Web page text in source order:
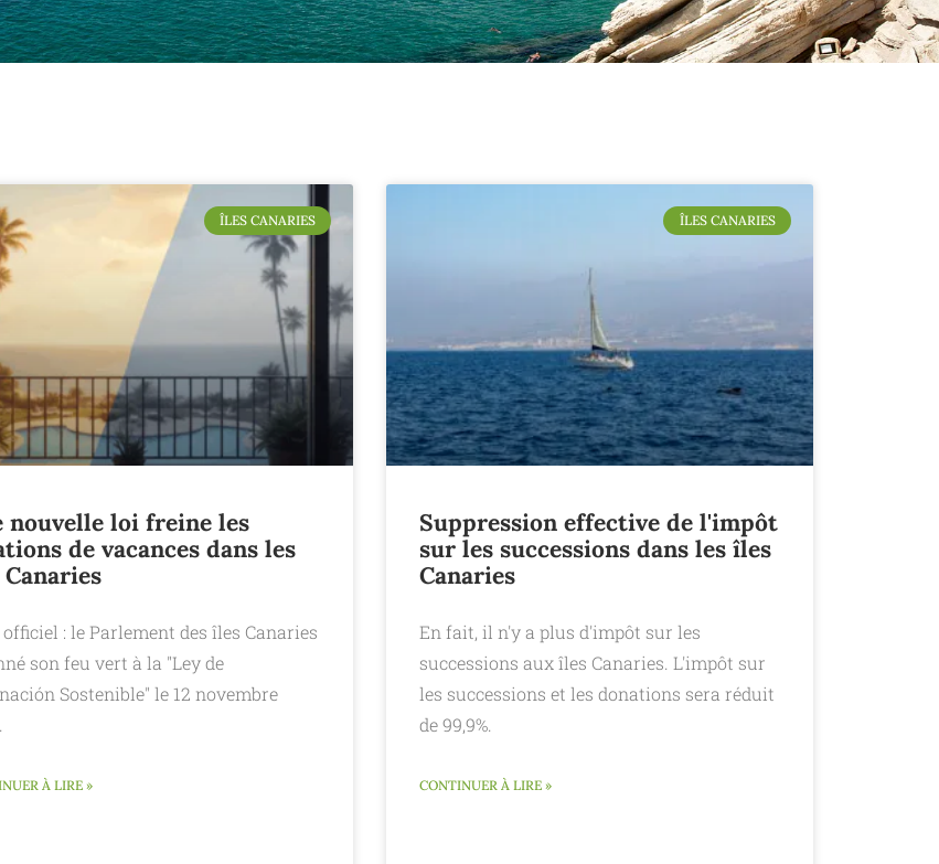
ÎLES CANARIES
nouvelle loi freine les
de vacances dans les
officiel : le Parlement des îles Canaries
son feu vert à la "Ley de
Sostenible" le 12 novembre
À LIRE »
ÎLES CANARIES
Suppression effective de l'impôt
sur les successions dans les îles
Canaries
En fait, il n'y a plus d'impôt sur les
successions aux îles Canaries. L'impôt sur
les successions et les donations sera réduit
de 99,9%.
CONTINUER À LIRE »